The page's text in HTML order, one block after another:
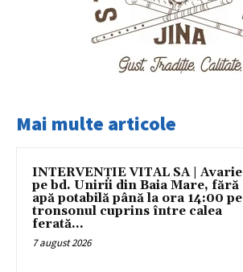
Mai multe articole
INTERVENȚIE VITAL SA | Avarie
pe bd. Unirii din Baia Mare, fără
apă potabilă până la ora 14:00 pe
tronsonul cuprins între calea
ferată...
7 august 2026